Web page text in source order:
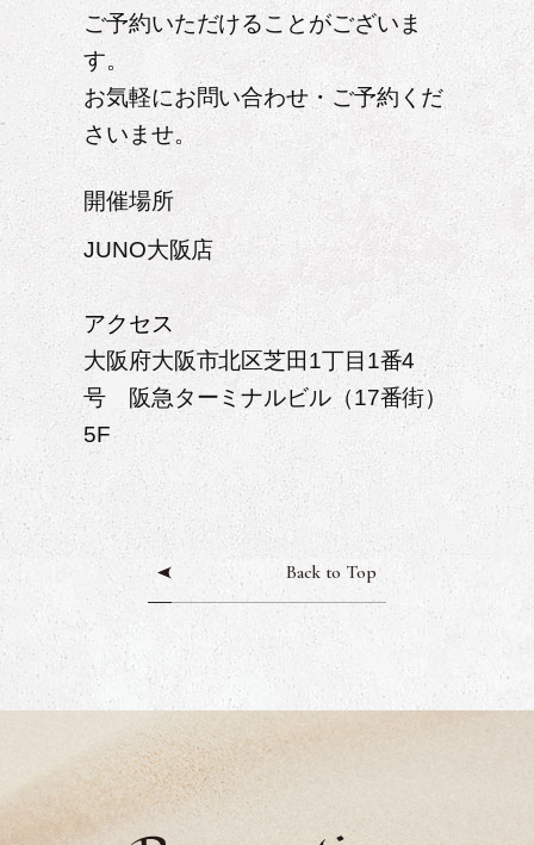
ご予約いただけることがございま
す。
お気軽にお問い合わせ・ご予約くだ
さいませ。
開催場所
JUNO大阪店
アクセス
大阪府大阪市北区芝田1丁目1番4
号 阪急ターミナルビル（17番街）
5F
Back to Top